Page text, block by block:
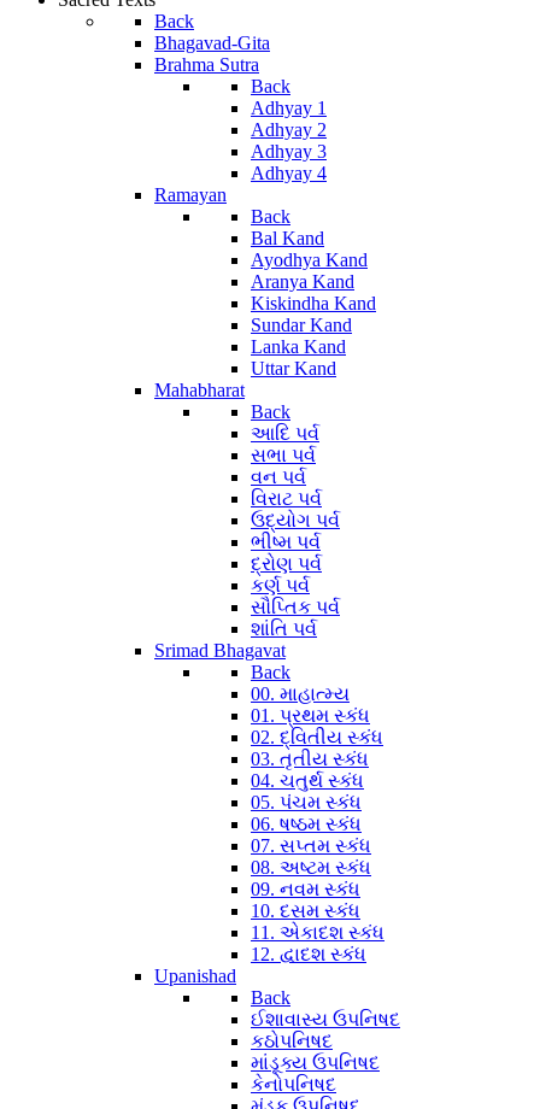
Back
Bhagavad-Gita
Brahma Sutra
Back
Adhyay 1
Adhyay 2
Adhyay 3
Adhyay 4
Ramayan
Back
Bal Kand
Ayodhya Kand
Aranya Kand
Kiskindha Kand
Sundar Kand
Lanka Kand
Uttar Kand
Mahabharat
Back
આદિ પર્વ
સભા પર્વ
વન પર્વ
વિરાટ પર્વ
ઉદ્યોગ પર્વ
ભીષ્મ પર્વ
દ્રોણ પર્વ
કર્ણ પર્વ
સૌપ્તિક પર્વ
શાંતિ પર્વ
Srimad Bhagavat
Back
00. માહાત્મ્ય
01. પ્રથમ સ્કંધ
02. દ્વિતીય સ્કંધ
03. તૃતીય સ્કંધ
04. ચતુર્થ સ્કંધ
05. પંચમ સ્કંધ
06. ષષ્ઠમ સ્કંધ
07. સપ્તમ સ્કંધ
08. અષ્ટમ સ્કંધ
09. નવમ સ્કંધ
10. દસમ સ્કંધ
11. એકાદશ સ્કંધ
12. દ્વાદશ સ્કંધ
Upanishad
Back
ઈશાવાસ્ય ઉપનિષદ
કઠોપનિષદ
માંડૂક્ય ઉપનિષદ
કેનોપનિષદ